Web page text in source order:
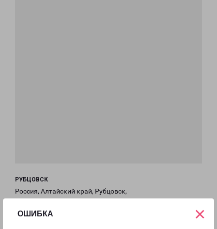
ОШИБКА ×
РУБЦОВСК
Россия, Алтайский край, Рубцовск,